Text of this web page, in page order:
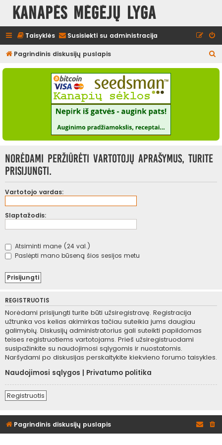
Kanapės mėgėjų lyga
Taisyklės Susisiekti su administracija
Pagrindinis diskusijų puslapis
e
Norėdami peržiūrėti vartotojų aprašymus, turite
prisijungti.
Vartotojo vardas:
Slaptažodis:
Atsiminti mane (24 val.)
Paslėpti mano būseną šios sesijos metu
REGISTRUOTIS
Norėdami prisijungti turite būti užsiregistravę. Registracija
užtrunka vos kelias akimirkas tačiau suteikia jums daugiau
galimybių. Diskusijų administratorius gali suteikti papildomas
teises registruotiems vartotojams. Prieš užsiregistruodami
susipažinkite su naudojimosi sąlygomis ir nuostatomis.
Naršydami po diskusijas perskaitykite kiekvieno forumo taisykles.
Naudojimosi sąlygos
Privatumo politika
Registruotis
Pagrindinis diskusijų puslapis